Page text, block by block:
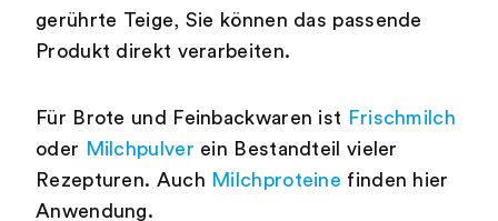
gerührte Teige, Sie können das passende
Produkt direkt verarbeiten.
Für Brote und Feinbackwaren ist Frischmilch
oder Milchpulver ein Bestandteil vieler
Rezepturen. Auch Milchproteine finden hier
Anwendung.